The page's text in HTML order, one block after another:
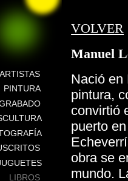
ARTISTAS
PINTURA
LIBROS
VOLVER
Manuel
Nació en
pintura,
convirtió
puerto
obra se
mundo.